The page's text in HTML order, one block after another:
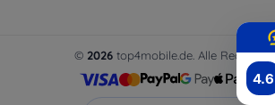
4.6
© 2026 top4mobile.de. Alle Rechte